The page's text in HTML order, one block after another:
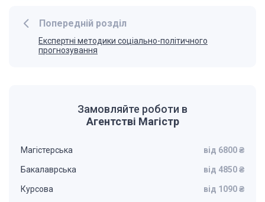
Попередній розділ
Експертні методики соціально-політичного
прогнозування
Замовляйте роботи в
Агентстві Магістр
Магістерська від 6800 ₴
Бакалаврська від 4850 ₴
Курсова від 1090 ₴